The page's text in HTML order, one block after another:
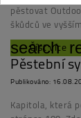
pěstovat
škůdců ve
search
Číst více
Pěstební
Publikováno:
Kapitola, která